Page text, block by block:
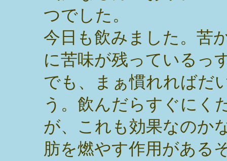
つでした。
今日も飲みました。苦
に苦味が残っているっ
でも、まぁ慣れればだ
う。飲んだらすぐにく
が、これも効果なのか
肪を燃やす作用がある